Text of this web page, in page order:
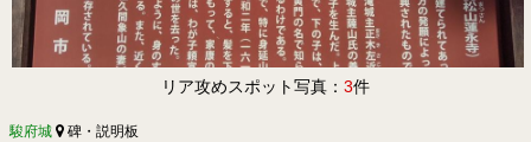
リア攻めスポット写真： 3件
駿府城 碑・説明板